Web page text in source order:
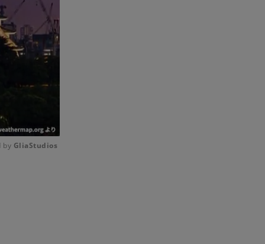
by GliaStudios